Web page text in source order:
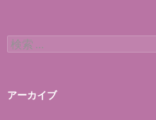
検索:
アーカイブ